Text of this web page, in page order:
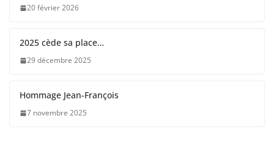
20 février 2026
2025 cède sa place…
29 décembre 2025
Hommage Jean-François
7 novembre 2025